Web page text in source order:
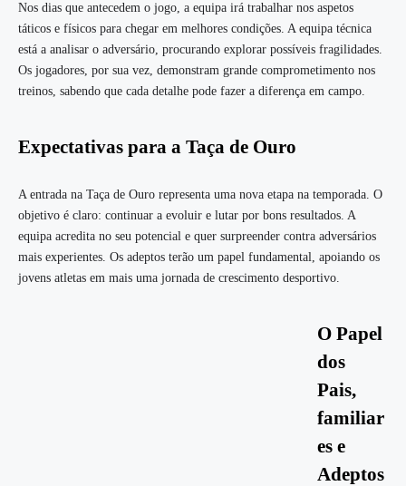
Nos dias que antecedem o jogo, a equipa irá trabalhar nos aspetos
táticos e físicos para chegar em melhores condições. A equipa técnica
está a analisar o adversário, procurando explorar possíveis fragilidades.
Os jogadores, por sua vez, demonstram grande comprometimento nos
treinos, sabendo que cada detalhe pode fazer a diferença em campo.
Expectativas para a Taça de Ouro
A entrada na Taça de Ouro representa uma nova etapa na temporada. O
objetivo é claro: continuar a evoluir e lutar por bons resultados. A
equipa acredita no seu potencial e quer surpreender contra adversários
mais experientes. Os adeptos terão um papel fundamental, apoiando os
jovens atletas em mais uma jornada de crescimento desportivo.
O Papel
dos
Pais,
familiar
es e
Adeptos